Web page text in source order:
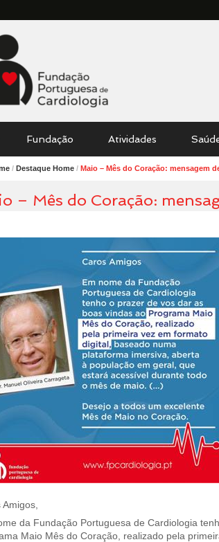
Fundação Atividades
/ Destaque Home / Maio – Mês do Coração: mensagem
– Mês do Coração:
Amigos,
da Fundação Portuguesa de Cardiologia
Maio Mês do Coração, realizado pela